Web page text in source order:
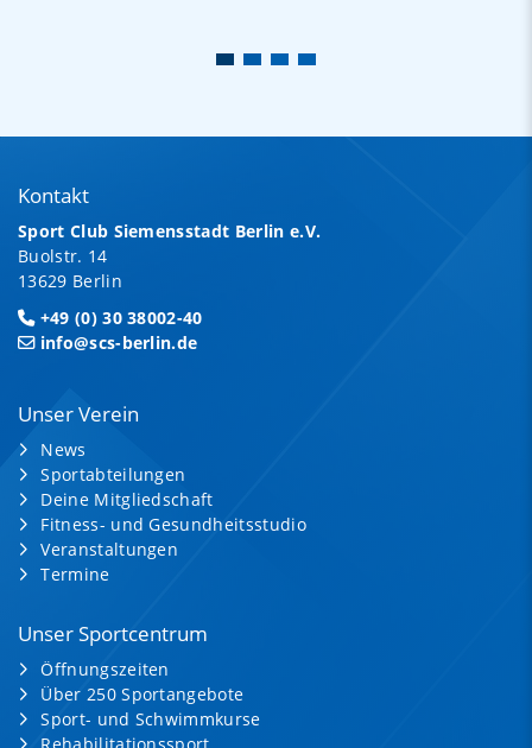
Kontakt
Sport Club Siemensstadt Berlin e.V.
Buolstr. 14
13629 Berlin
+49 (0) 30 38002-40
info@scs-berlin.de
Unser Verein
News
Sportabteilungen
Deine Mitgliedschaft
Fitness- und Gesundheitsstudio
Veranstaltungen
Termine
Unser Sportcentrum
Öffnungszeiten
Über 250 Sportangebote
Sport- und Schwimmkurse